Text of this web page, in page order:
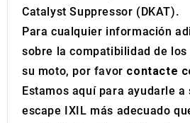
Catalyst Suppressor (DKAT).
Para cualquier información
sobre la compatibilidad de
su moto, por favor contacte
Estamos aquí para ayudarle a
escape IXIL más adecuado